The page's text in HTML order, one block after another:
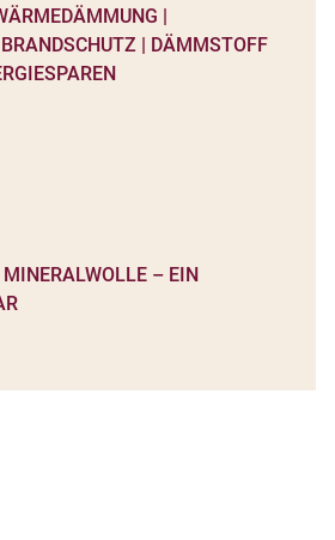
MINERALWOLLE – EIN